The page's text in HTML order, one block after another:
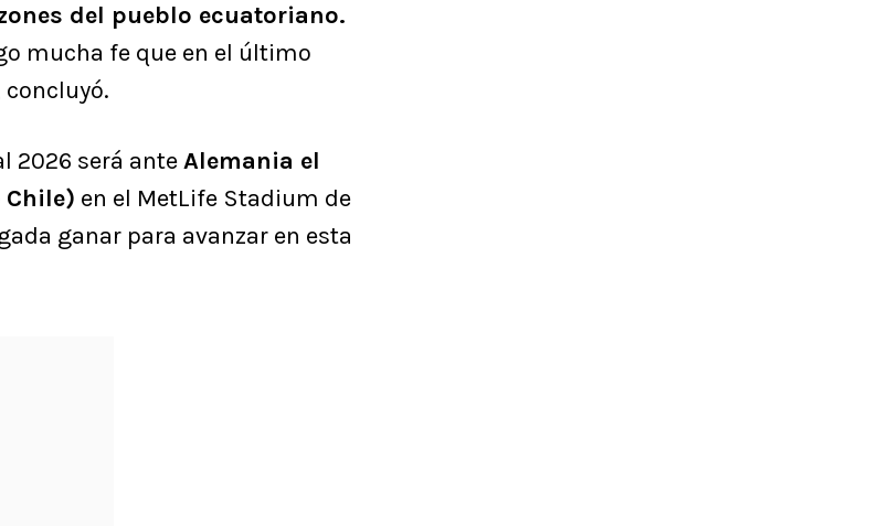
del pueblo ecuatoriano.
mucha fe que en el último
concluyó.
2026 será anteAlemania el
Chile) en el MetLife Stadium de
ganar para avanzar en esta